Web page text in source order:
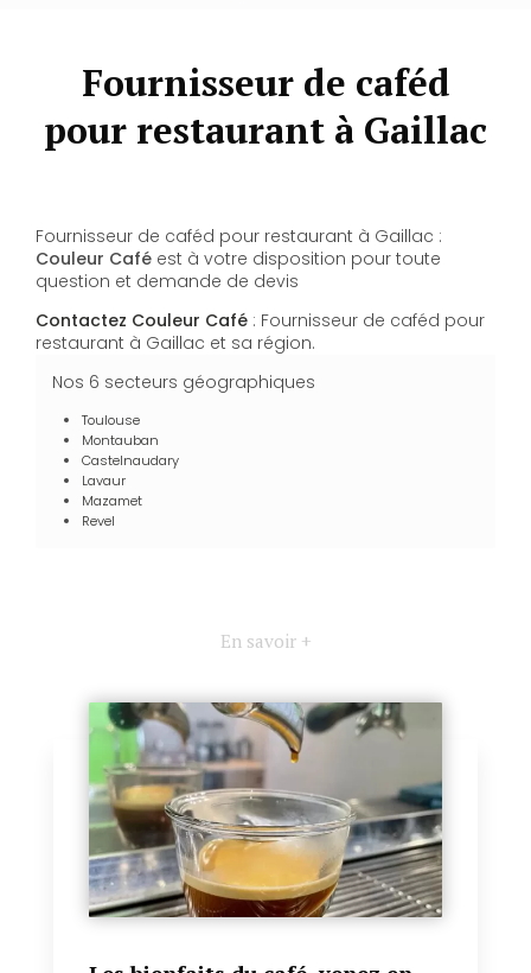
Fournisseur de caféd
pour restaurant à Gaillac
Fournisseur de caféd pour restaurant à Gaillac :
Couleur Café est à votre disposition pour toute
question et demande de devis
Contactez Couleur Café : Fournisseur de caféd pour
restaurant à Gaillac et sa région.
Nos 6 secteurs géographiques
Toulouse
Montauban
Castelnaudary
Lavaur
Mazamet
Revel
En savoir +